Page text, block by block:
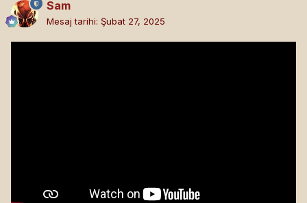
Sam
Mesaj tarihi: Şubat 27, 2025